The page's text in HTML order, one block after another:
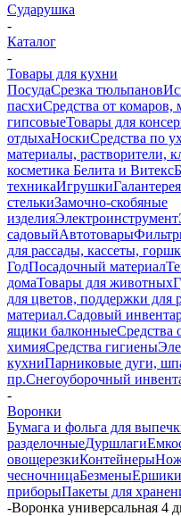
Сударушка
-
Каталог
-
Товары для кухни
ПосудаСрезка тюльпанов
пасхиСредства от
гипсовыеТовары для
отдыхаНоскиСредства по
материалы, растворители,
косметика Белита и Витекс
техникаИгрушкиГалантерея
стелькиЗамочно-скобяные
изделияЭлектроинструмент
садовыйАвтотовары
для рассады, кассеты,
ГодПосадочный материал
домаТовары для животных
для цветов, поддержки для
материал.Садовый
ящики балконныеСредства
химияСредства гигиены
кухниПарниковые дуги,
пр.Снегоуборочный
-
Воронки
Бумага и фольга для
разделочныеДуршлаги
овощерезкиКонтейнеры
чесночницаБезменыЕршики
приборыПакеты для
-Воронка универсальная 4